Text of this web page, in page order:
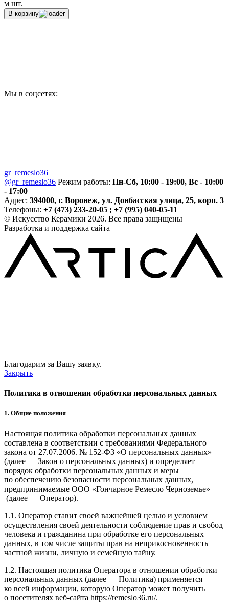
м шт.
В корзину
Мы в соцсетях:
gr_remeslo36 |
@gr_remeslo36 Режим работы: Пн-Сб, 10:00 - 19:00, Вс - 10:00
- 17:00
Адрес: 394000, г. Воронеж, ул. Донбасская улица, 25, корп. 3
Телефоны: +7 (473) 233-20-05 ; +7 (995) 040-05-11
© Искусство Керамики 2026. Все права защищены
Разработка и поддержка сайта —
Благодарим за Вашу заявку.
Закрыть
Политика в отношении обработки персональных данных
1. Общие положения
Настоящая политика обработки персональных данных
составлена в соответствии с требованиями Федерального
закона от 27.07.2006. № 152-ФЗ «О персональных данных»
(далее — Закон о персональных данных) и определяет
порядок обработки персональных данных и меры
по обеспечению безопасности персональных данных,
предпринимаемые ООО «Гончарное Ремесло Черноземье»
(далее — Оператор).
1.1. Оператор ставит своей важнейшей целью и условием
осуществления своей деятельности соблюдение прав и свобод
человека и гражданина при обработке его персональных
данных, в том числе защиты прав на неприкосновенность
частной жизни, личную и семейную тайну.
1.2. Настоящая политика Оператора в отношении обработки
персональных данных (далее — Политика) применяется
ко всей информации, которую Оператор может получить
о посетителях веб-сайта https://remeslo36.ru/.